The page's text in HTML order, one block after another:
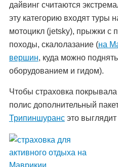
дайвинг считаются
эту категорию входят туры
мотоцикл (jetsky), прыжки с
походы, скалолазание (на
вершин, куда можно
оборудованием и гидом).
Чтобы страховка
полис дополнительный
Трипиншурансэто выглядит